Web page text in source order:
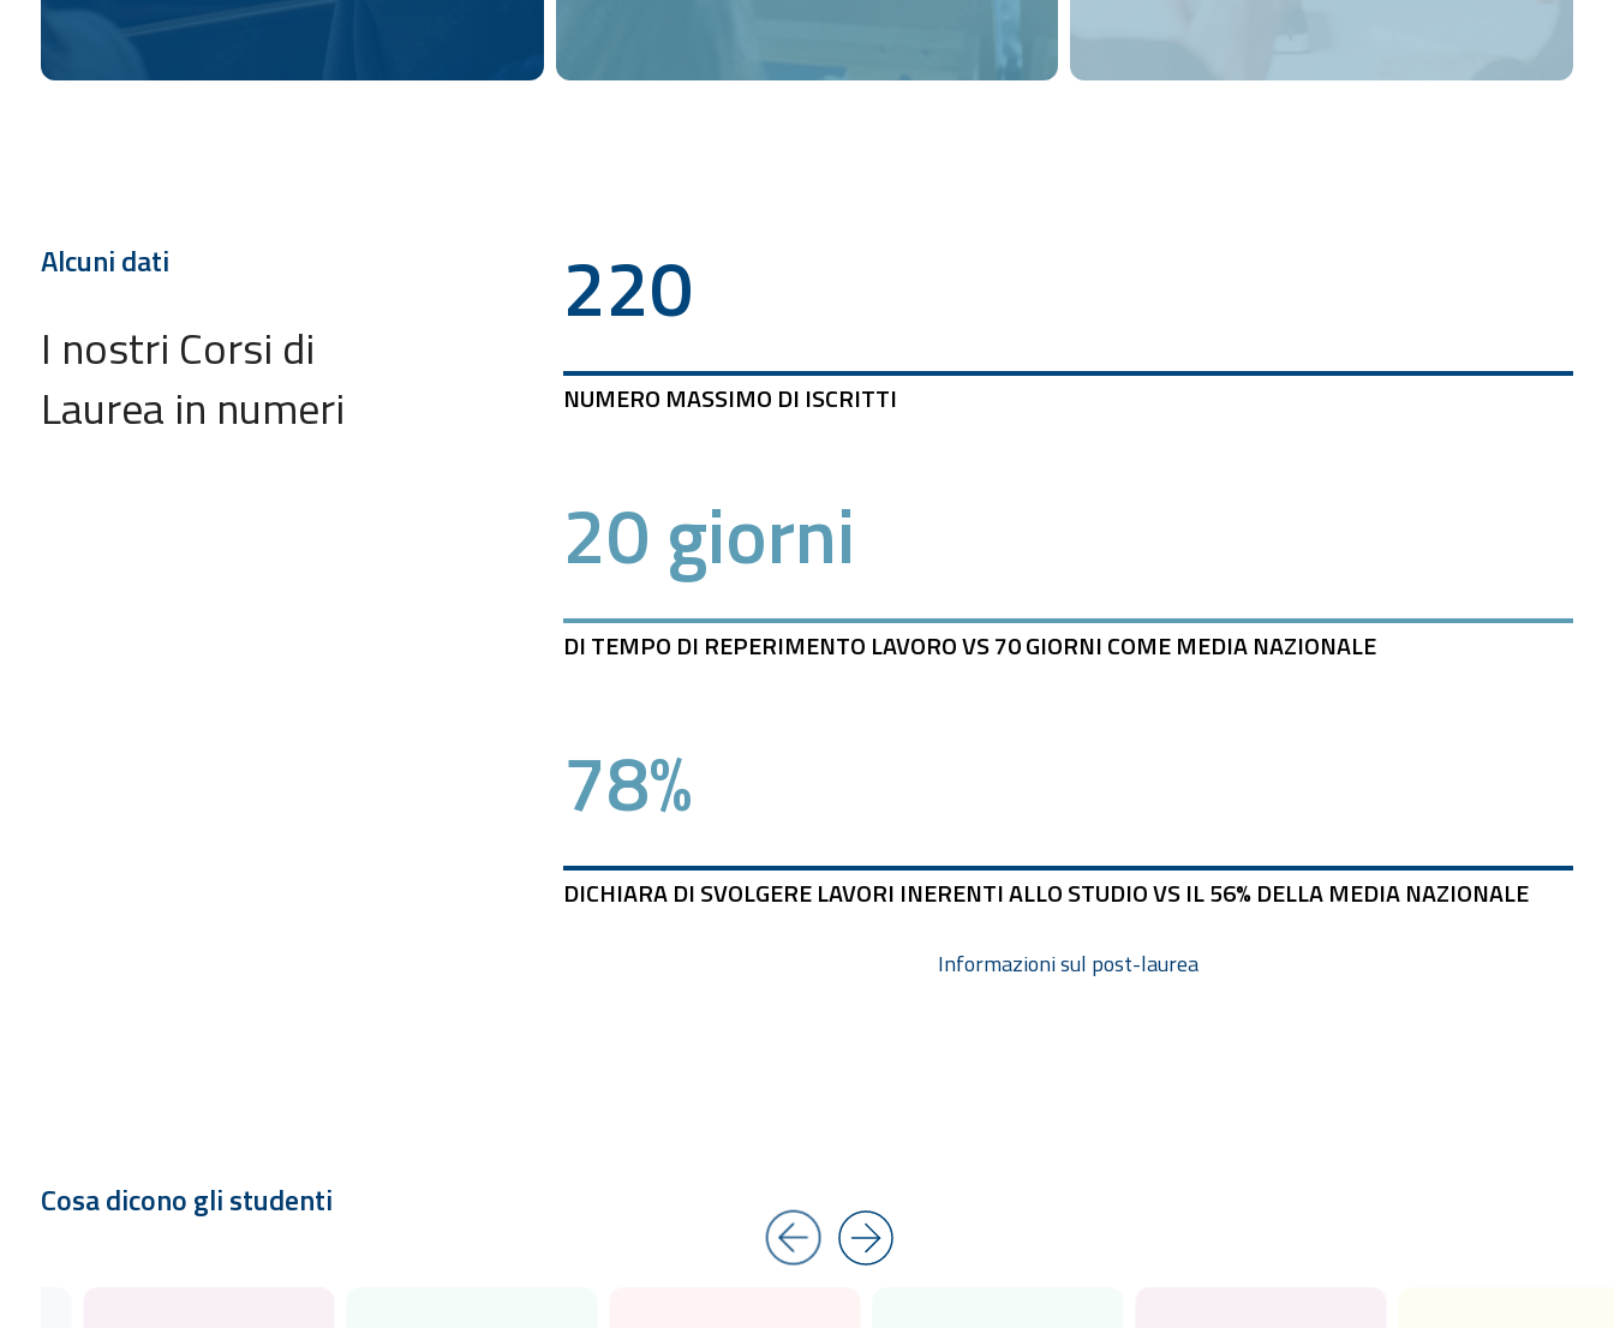
Alcuni dati
I nostri Corsi di
Laurea in numeri
220
NUMERO MASSIMO DI ISCRITTI
20 giorni
DI TEMPO DI REPERIMENTO LAVORO VS 70 GIORNI COME MEDIA NAZIONALE
78%
DICHIARA DI SVOLGERE LAVORI INERENTI ALLO STUDIO VS IL 56% DELLA MEDIA NAZIONALE
Informazioni sul post-laurea
Cosa dicono gli studenti